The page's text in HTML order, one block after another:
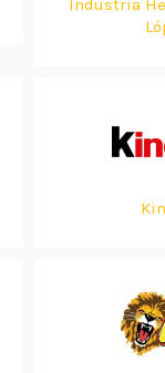
Industria